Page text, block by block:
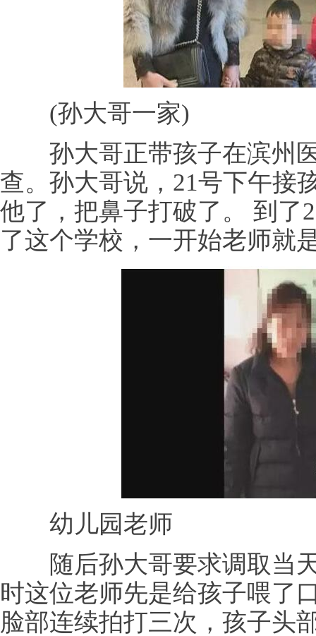
(孙大哥一家)
孙大哥正带孩子在滨州医
查。孙大哥说，21号下午接
他了，把鼻子打破了。 到了
了这个学校，一开始老师就
幼儿园老师
随后孙大哥要求调取当天
时这位老师先是给孩子喂了
脸部连续拍打三次，孩子头